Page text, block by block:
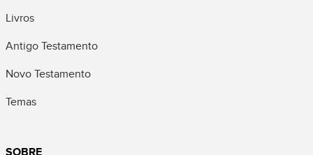
Livros
Antigo Testamento
Novo Testamento
Temas